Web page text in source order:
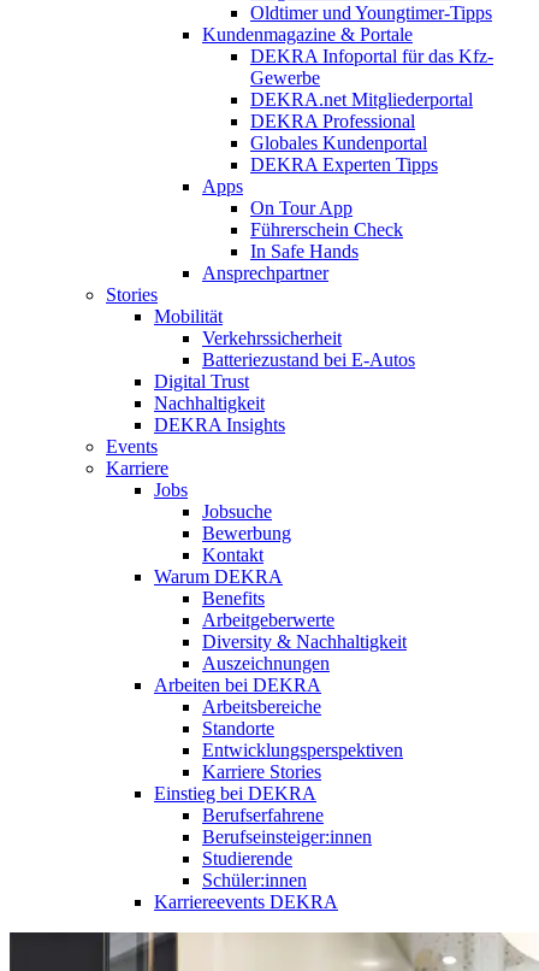
Oldtimer und Youngtimer-Tipps
Kundenmagazine & Portale
DEKRA Infoportal für das Kfz-
Gewerbe
DEKRA.net Mitgliederportal
DEKRA Professional
Globales Kundenportal
DEKRA Experten Tipps
Apps
On Tour App
Führerschein Check
In Safe Hands
Ansprechpartner
Stories
Mobilität
Verkehrssicherheit
Batteriezustand bei E-Autos
Digital Trust
Nachhaltigkeit
DEKRA Insights
Events
Karriere
Jobs
Jobsuche
Bewerbung
Kontakt
Warum DEKRA
Benefits
Arbeitgeberwerte
Diversity & Nachhaltigkeit
Auszeichnungen
Arbeiten bei DEKRA
Arbeitsbereiche
Standorte
Entwicklungsperspektiven
Karriere Stories
Einstieg bei DEKRA
Berufserfahrene
Berufseinsteiger:innen
Studierende
Schüler:innen
Karriereevents DEKRA